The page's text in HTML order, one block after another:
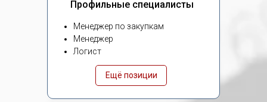
Профильные специалисты
Менеджер по закупкам
Менеджер
Логист
Ещё позиции